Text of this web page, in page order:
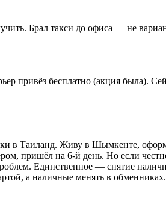
Брал такси до офиса — не
привёз бесплатно (акция была).
в Таиланд. Живу в Шымкенте,
пришёл на 6-й день. Но если
Единственное — снятие
а наличные менять в